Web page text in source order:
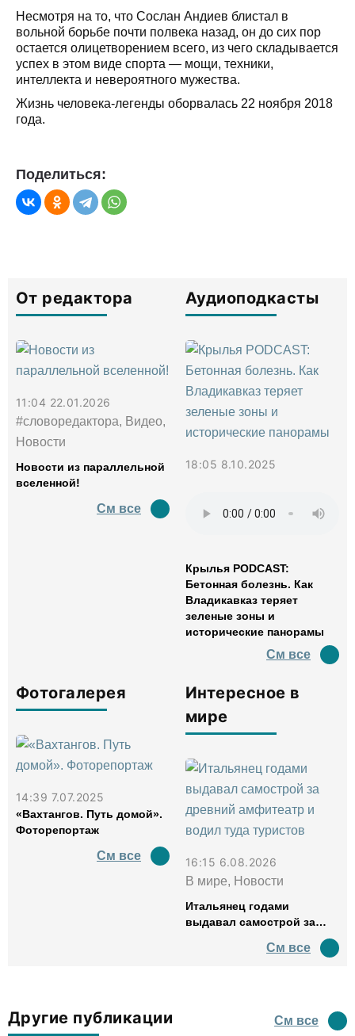
Несмотря на то, что Сослан Андиев блистал в
вольной борьбе почти полвека назад, он до сих пор
остается олицетворением всего, из чего складывается
успех в этом виде спорта — мощи, техники,
интеллекта и невероятного мужества.
Жизнь человека-легенды оборвалась 22 ноября 2018
года.
Поделиться:
От редактора
11:04 22.01.2026
#словоредактора, Видео,
Новости
Новости из параллельной
вселенной!
См все
Аудиоподкасты
18:05 8.10.2025
Крылья PODCAST:
Бетонная болезнь. Как
Владикавказ теряет
зеленые зоны и
исторические панорамы
См все
Фотогалерея
14:39 7.07.2025
«Вахтангов. Путь домой».
Фоторепортаж
См все
Интересное в
мире
16:15 6.08.2026
В мире, Новости
Итальянец годами
выдавал самострой за
водил туда туристов
См все
Другие публикации См все